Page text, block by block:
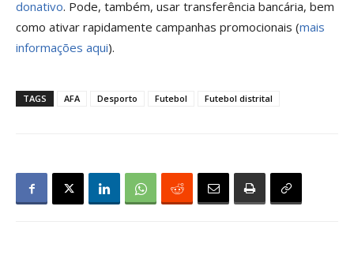
donativo. Pode, também, usar transferência bancária, bem
como ativar rapidamente campanhas promocionais (mais
informações aqui).
TAGS AFA Desporto Futebol Futebol distrital